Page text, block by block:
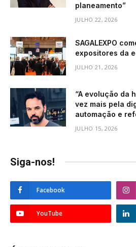
planeamento”
JULHO 22, 2026
SAGALEXPO
expositores da
JULHO 21, 2026
“A evolução da
vez mais pela
automação e
JULHO 15, 2026
Siga-nos!
Facebook
YouTube